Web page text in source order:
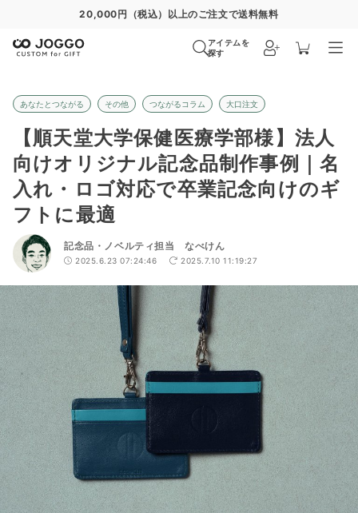
20,000円（税込）以上のご注文で送料無料
アイテムを
探す
あなたとつながる その他 つながるコラム 大口注文
【順天堂大学保健医療学部様】法人
向けオリジナル記念品制作事例｜名
入れ・ロゴ対応で卒業記念向けのギ
フトに最適
記念品・ノベルティ担当 なべけん
2025.6.23 07:24:46 2025.7.10 11:19:27